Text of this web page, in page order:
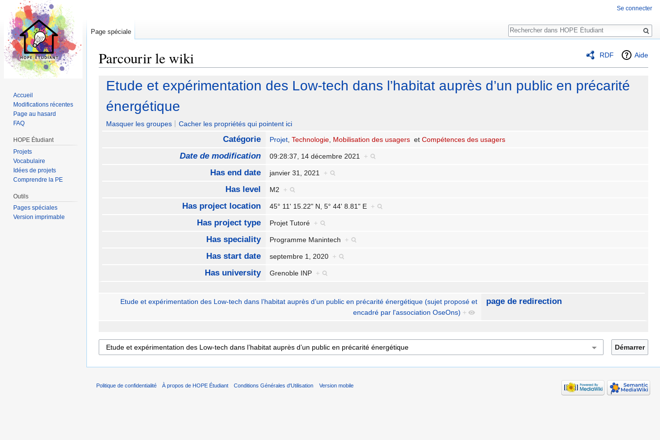
RDF Aide
Parcourir le wiki
Etude et expérimentation des Low-tech dans l’habitat auprès d’un public en précarité
énergétique
Masquer les groupes Cacher les propriétés qui pointent ici
Catégorie Projet,Technologie, Mobilisation des usagers etCompétences des usagers
Date de modification 09:28:37, 14 décembre 2021 +
Has end date janvier 31, 2021 +
Has level M2 +
Has project location 45° 11' 15.22" N, 5° 44' 8.81" E +
Has project type Projet Tutoré +
Has speciality Programme Manintech +
Has start date septembre 1, 2020 +
Has university Grenoble INP +
Etude et expérimentation des Low-tech dans l’habitat auprès d’un public en précarité énergétique (sujet proposé et
encadré par l'association OseOns) +
page de redirection
Se connecter
Page spéciale
Rechercher
Accueil
Modifications récentes
Page au hasard
FAQ
HOPE Étudiant
Projets
Vocabulaire
Idées de projets
Comprendre la PE
Outils
Pages spéciales
Version imprimable
Politique de confidentialité À propos de HOPE Étudiant Conditions Générales d'Utilisation Version mobile